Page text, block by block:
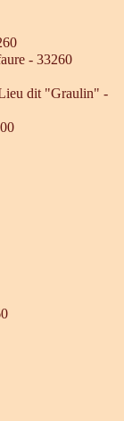
- 33260
dit "Graulin" -